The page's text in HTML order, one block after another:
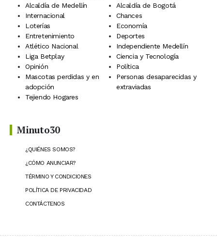
Alcaldía de Medellín
Alcaldía de Bogotá
Internacional
Chances
Loterías
Economía
Entretenimiento
Deportes
Atlético Nacional
Independiente Medellín
Liga Betplay
Ciencia y Tecnología
Opinión
Política
Mascotas perdidas y en
adopción
Personas desaparecidas y
extraviadas
Tejiendo Hogares
Minuto30
¿QUIÉNES SOMOS?
¿CÓMO ANUNCIAR?
TÉRMINO Y CONDICIONES
POLÍTICA DE PRIVACIDAD
CONTÁCTENOS